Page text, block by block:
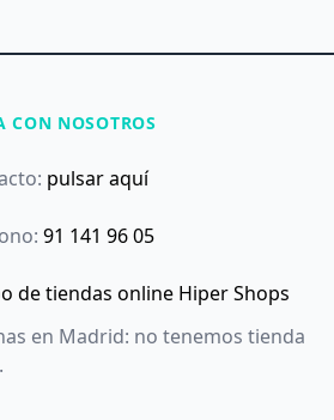
CON NOSOTROS
: pulsar aquí
: 91 141 96 05
de tiendas online Hiper Shops
en Madrid: no tenemos tienda